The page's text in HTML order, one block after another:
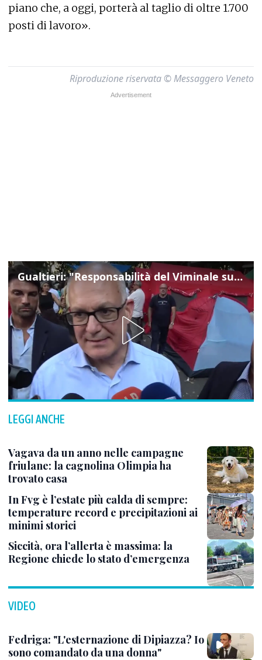
piano che, a oggi, porterà al taglio di oltre 1.700
posti di lavoro».
Riproduzione riservata © Messaggero Veneto
Gualtieri: "Responsabilità del Viminale su Spin Time? La posizione dei partiti è nota"
LEGGI ANCHE
Vagava da un anno nelle campagne
friulane: la cagnolina Olimpia ha
trovato casa
In Fvg è l’estate più calda di sempre:
temperature record e precipitazioni ai
minimi storici
Siccità, ora l’allerta è massima: la
Regione chiede lo stato d’emergenza
VIDEO
Fedriga: "L'esternazione di Dipiazza? Io
sono comandato da una donna"